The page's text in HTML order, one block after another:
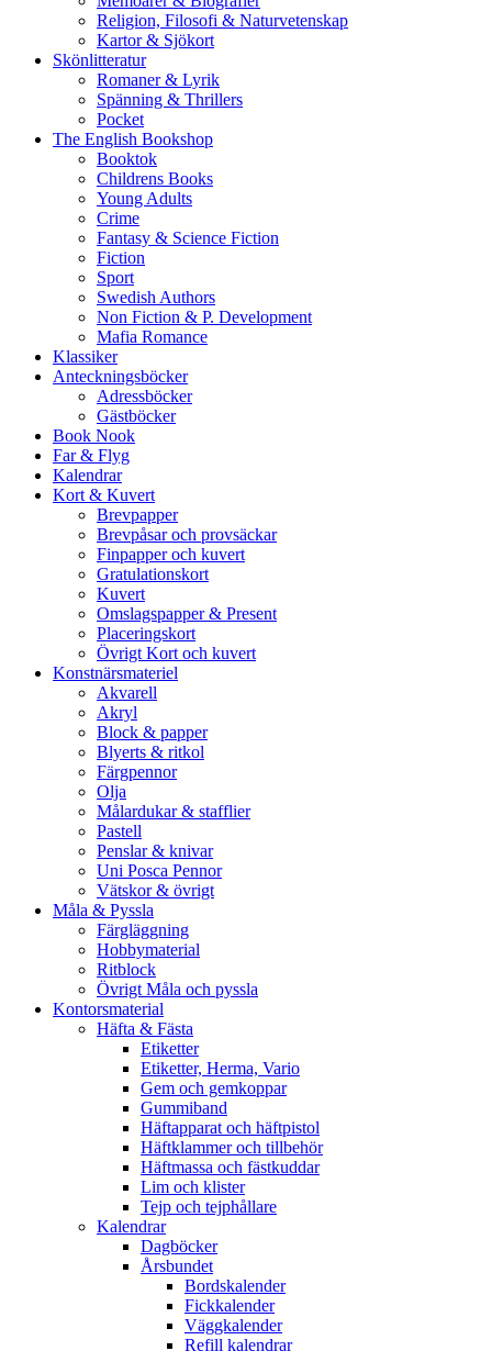
Religion, Filosofi & Naturvetenskap
Kartor & Sjökort
Skönlitteratur
Romaner & Lyrik
Spänning & Thrillers
Pocket
The English Bookshop
Booktok
Childrens Books
Young Adults
Crime
Fantasy & Science Fiction
Fiction
Sport
Swedish Authors
Non Fiction & P. Development
Mafia Romance
Klassiker
Anteckningsböcker
Adressböcker
Gästböcker
Book Nook
Far & Flyg
Kalendrar
Kort & Kuvert
Brevpapper
Brevpåsar och provsäckar
Finpapper och kuvert
Gratulationskort
Kuvert
Omslagspapper & Present
Placeringskort
Övrigt Kort och kuvert
Konstnärsmateriel
Akvarell
Akryl
Block & papper
Blyerts & ritkol
Färgpennor
Olja
Målardukar & stafflier
Pastell
Penslar & knivar
Uni Posca Pennor
Vätskor & övrigt
Måla & Pyssla
Färgläggning
Hobbymaterial
Ritblock
Övrigt Måla och pyssla
Kontorsmaterial
Häfta & Fästa
Etiketter
Etiketter, Herma, Vario
Gem och gemkoppar
Gummiband
Häftapparat och häftpistol
Häftklammer och tillbehör
Häftmassa och fästkuddar
Lim och klister
Tejp och tejphållare
Kalendrar
Dagböcker
Årsbundet
Bordskalender
Fickkalender
Väggkalender
Refill kalendrar